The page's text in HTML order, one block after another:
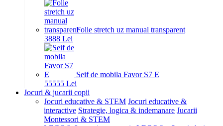
Folie stretch uz manual transparent
3888 Lei
Seif de mobila Favor S7 E
55555 Lei
Jocuri & jucarii copii
Jocuri educative & STEM Jocuri educative &
interactive Strategie, logica & indemanare Jucarii
Montessori & STEM